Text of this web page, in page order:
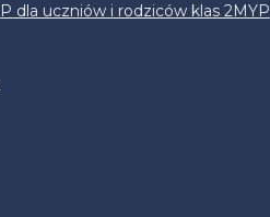
dla uczniów i rodziców klas 2MYP